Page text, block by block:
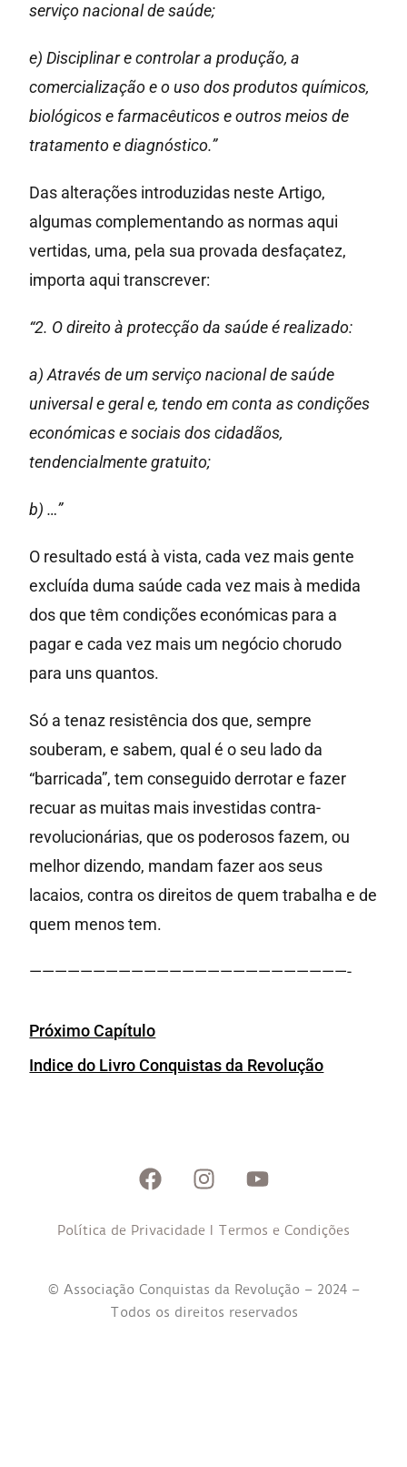
serviço nacional de saúde;
e) Disciplinar e controlar a produção, a
comercialização e o uso dos produtos químicos,
biológicos e farmacêuticos e outros meios de
tratamento e diagnóstico.”
Das alterações introduzidas neste Artigo,
algumas complementando as normas aqui
vertidas, uma, pela sua provada desfaçatez,
importa aqui transcrever:
“2. O direito à protecção da saúde é realizado:
a) Através de um serviço nacional de saúde
universal e geral e, tendo em conta as condições
económicas e sociais dos cidadãos,
tendencialmente gratuito;
b) …”
O resultado está à vista, cada vez mais gente
excluída duma saúde cada vez mais à medida
dos que têm condições económicas para a
pagar e cada vez mais um negócio chorudo
para uns quantos.
Só a tenaz resistência dos que, sempre
souberam, e sabem, qual é o seu lado da
“barricada”, tem conseguido derrotar e fazer
recuar as muitas mais investidas contra-
revolucionárias, que os poderosos fazem, ou
melhor dizendo, mandam fazer aos seus
lacaios, contra os direitos de quem trabalha e de
quem menos tem.
—————————————————————————-
Próximo Capítulo
Indice do Livro Conquistas da Revolução
Política de Privacidade I Termos e Condições
© Associação Conquistas da Revolução – 2024 –
Todos os direitos reservados